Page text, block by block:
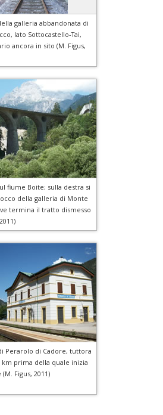
galleria abbandonata di
lato Sottocastello-Tai,
ancora in sito (M. Figus,
fiume Boite; sulla destra si
della galleria di Monte
termina il tratto dismesso
Perarolo di Cadore, tuttora
km prima della quale inizia
Figus, 2011)